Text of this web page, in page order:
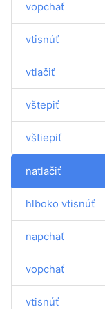
vopchať
vtisnúť
vtlačiť
vštepiť
vštiepiť
natlačiť
hlboko vtisnúť
napchať
vopchať
vtisnúť